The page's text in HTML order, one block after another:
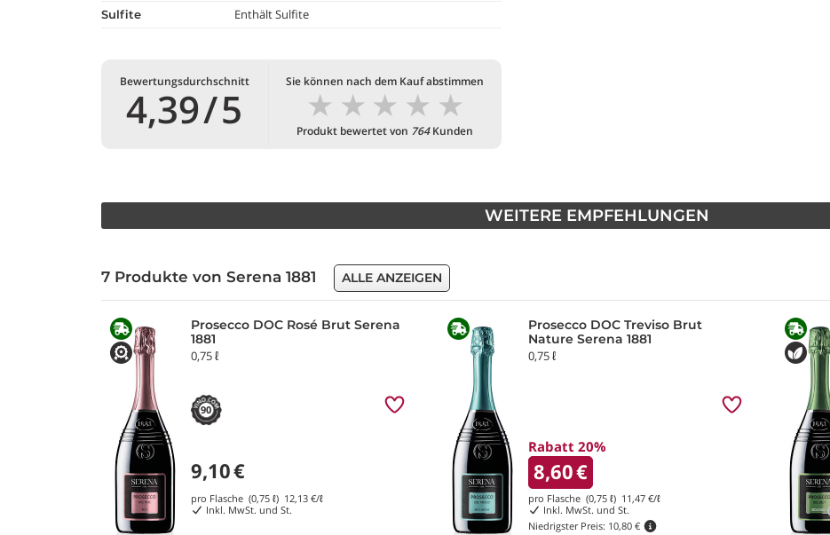
Sulfite Enthält Sulfite
Bewertungsdurchschnitt
4,39/5
Sie können nach dem Kauf abstimmen
★
★
★
★
★
Produkt bewertet von 764Kunden
WEITERE EMPFEHLUNGEN
7 Produkte von Serena 1881 ALLE ANZEIGEN
Prosecco DOC Rosé Brut Serena
1881
0,75 ℓ
90
9,10€
pro Flasche (0,75 ℓ) 12,13 €/ℓ
Inkl. MwSt. und St.
Prosecco DOC Treviso Brut
Nature Serena 1881
0,75 ℓ
Rabatt 20%
8,60€
pro Flasche (0,75 ℓ) 11,47 €/ℓ
Inkl. MwSt. und St.
Niedrigster Preis: 10,80 €